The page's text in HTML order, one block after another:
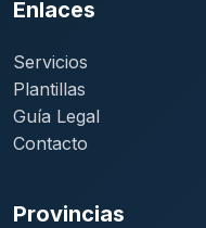
Enlaces
Servicios
Plantillas
Guía Legal
Contacto
Provincias